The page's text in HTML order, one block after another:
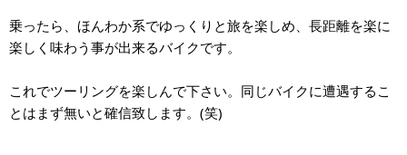
乗ったら、ほんわか系でゆっくりと旅を楽しめ、長距離を楽に
楽しく味わう事が出来るバイクです。
これでツーリングを楽しんで下さい。同じバイクに遭遇するこ
とはまず無いと確信致します。(笑)